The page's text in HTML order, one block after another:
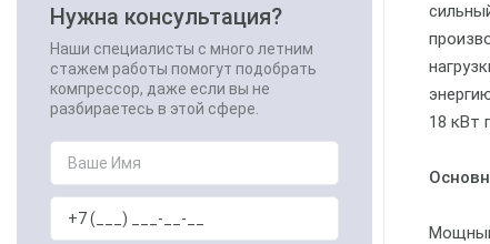
Нужна консультация?
Наши специалисты с много летним
стажем работы помогут подобрать
компрессор, даже если вы не
разбираетесь в этой сфере.
18 кВт